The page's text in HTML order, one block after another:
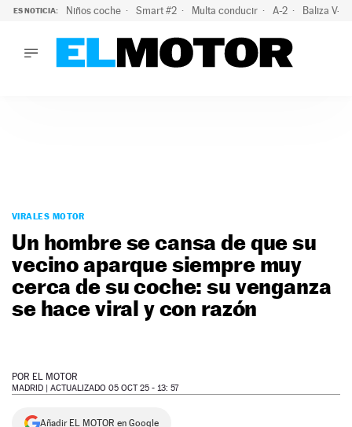
ES NOTICIA: Niños coche Smart #2 Multa conducir A-2 Baliza V-
PODCAST
MOTOS
TECNOLOGÍA
NEWSLETTER
SÍGUENOS
VIRALES MOTOR
Un hombre se cansa de que su
vecino aparque siempre muy
cerca de su coche: su venganza
se hace viral y con razón
POR EL MOTOR
MADRID | ACTUALIZADO 05 OCT 25 - 13: 57
Añadir EL MOTOR en Google